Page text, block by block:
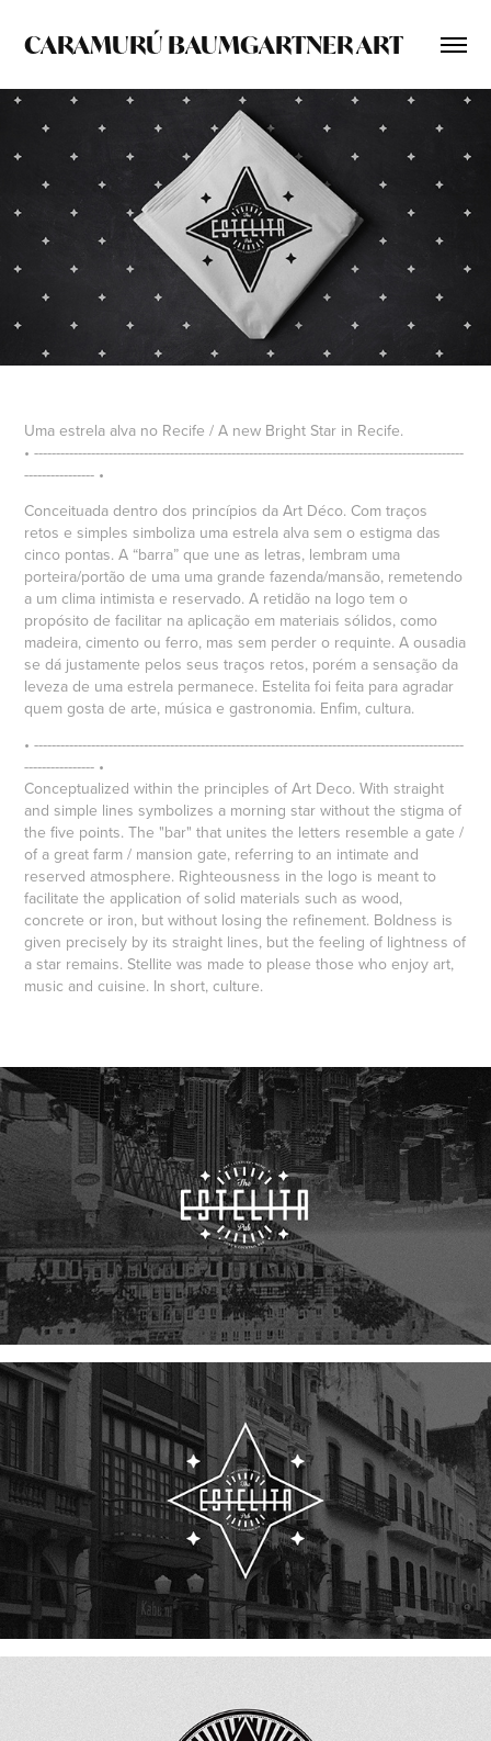
CARAMURÚ BAUMGARTNER ART
Uma estrela alva no Recife / A new Bright Star in Recife.
• --------------------------------------------------------------------------------------------------
---------------- •
Conceituada dentro dos princípios da Art Déco. Com traços
retos e simples simboliza uma estrela alva sem o estigma das
cinco pontas. A “barra” que une as letras, lembram uma
porteira/portão de uma uma grande fazenda/mansão, remetendo
a um clima intimista e reservado. A retidão na logo tem o
propósito de facilitar na aplicação em materiais sólidos, como
madeira, cimento ou ferro, mas sem perder o requinte. A ousadia
se dá justamente pelos seus traços retos, porém a sensação da
leveza de uma estrela permanece. Estelita foi feita para agradar
quem gosta de arte, música e gastronomia. Enfim, cultura.
• --------------------------------------------------------------------------------------------------
---------------- •
Conceptualized within the principles of Art Deco. With straight
and simple lines symbolizes a morning star without the stigma of
the five points. The "bar" that unites the letters resemble a gate /
of a great farm / mansion gate, referring to an intimate and
reserved atmosphere. Righteousness in the logo is meant to
facilitate the application of solid materials such as wood,
concrete or iron, but without losing the refinement. Boldness is
given precisely by its straight lines, but the feeling of lightness of
a star remains. Stellite was made ​​to please those who enjoy art,
music and cuisine. In short, culture.